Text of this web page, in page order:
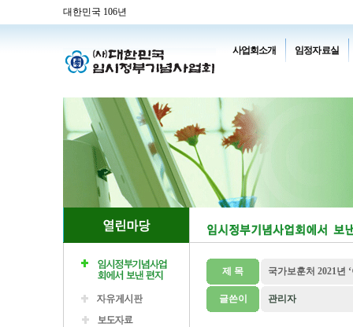
대한민국 106년
사업회소개 임정자료실
제 목 국가보훈처 2021년
글쓴이 관리자